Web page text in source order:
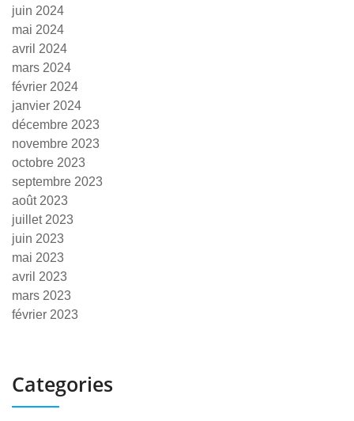
juin 2024
mai 2024
avril 2024
mars 2024
février 2024
janvier 2024
décembre 2023
novembre 2023
octobre 2023
septembre 2023
août 2023
juillet 2023
juin 2023
mai 2023
avril 2023
mars 2023
février 2023
Categories